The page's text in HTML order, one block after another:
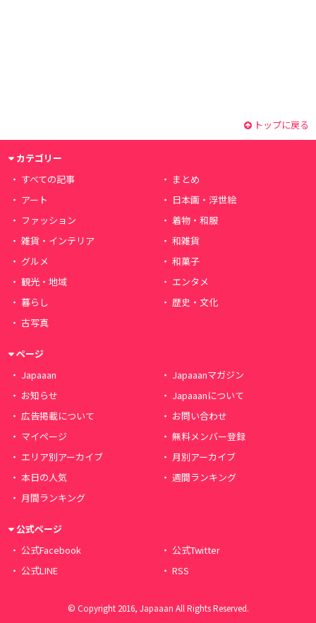
トップに戻る
カテゴリー
すべての記事
まとめ
アート
日本画・浮世絵
ファッション
着物・和服
雑貨・インテリア
和雑貨
グルメ
和菓子
観光・地域
エンタメ
暮らし
歴史・文化
古写真
ページ
Japaaan
Japaaanマガジン
お知らせ
Japaaanについて
広告掲載について
お問い合わせ
マイページ
無料メンバー登録
エリア別アーカイブ
月別アーカイブ
本日の人気
週間ランキング
月間ランキング
公式ページ
公式Facebook
公式Twitter
公式LINE
RSS
© Copyright 2016, Japaaan All Rights Reserved.